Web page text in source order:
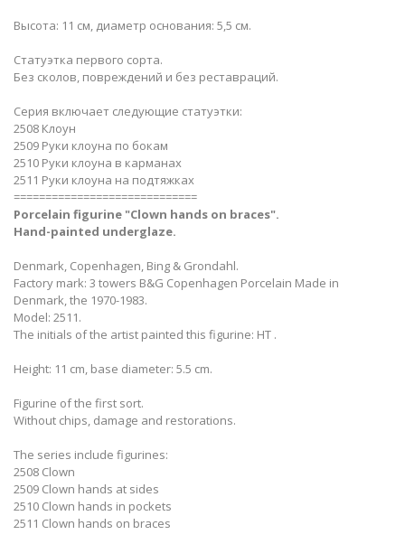
Высота: 11 см, диаметр основания: 5,5 см.
Статуэтка первого сорта.
Без сколов, повреждений и без реставраций.
Серия включает следующие статуэтки:
2508 Клоун
2509 Руки клоуна по бокам
2510 Руки клоуна в карманах
2511 Руки клоуна на подтяжках
=============================
Porcelain figurine "Clown hands on braces".
Hand-painted underglaze.
Denmark, Copenhagen, Bing & Grondahl.
Factory mark: 3 towers B&G Copenhagen Porcelain Made in
Denmark, the 1970-1983.
Model: 2511.
The initials of the artist painted this figurine: HT .
Height: 11 cm, base diameter: 5.5 cm.
Figurine of the first sort.
Without chips, damage and restorations.
The series include figurines:
2508 Clown
2509 Clown hands at sides
2510 Clown hands in pockets
2511 Clown hands on braces